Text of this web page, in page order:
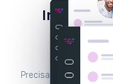
Integre o
Precisa de uma